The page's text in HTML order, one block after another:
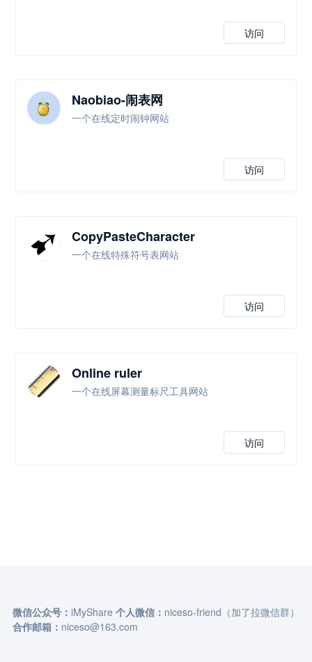
访问
Naobiao-闹表网
一个在线定时闹钟网站
访问
CopyPasteCharacter
一个在线特殊符号表网站
访问
Online ruler
一个在线屏幕测量标尺工具网站
访问
微信公众号： iMyShare 个人微信： niceso-friend（加了拉微信群）
合作邮箱： niceso@163.com